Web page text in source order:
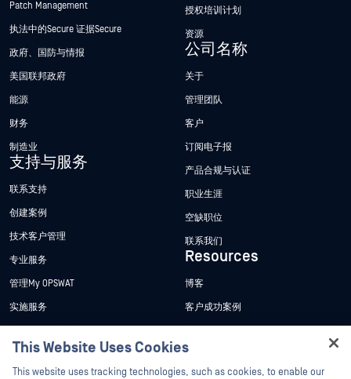
Patch Management
执法中的Secure 证据Secure
政府、国防与情报
美国联邦政府
能源
财务
制造业
支持与服务
联系支持
创建案例
技术客户管理
专业服务
管理My OPSWAT
实施服务
技术文档
授权培训计划
资源
公司名称
关于
管理团队
客户
订阅电子报
产品合规与认证
职业生涯
空缺职位
联系我们
Resources
博客
客户成功案例
新闻报道
This Website Uses Cookies
This website uses tracking technologies, such as cookies, to enable our
Hey there!